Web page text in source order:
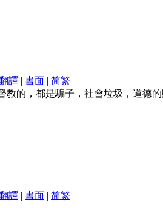
譯 | 書面 | 简繁
的，都是騙子，社會垃圾，道德的
譯 | 書面 | 简繁